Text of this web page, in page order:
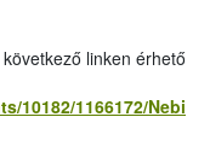
linken érhető
10182/1166172/Nebi